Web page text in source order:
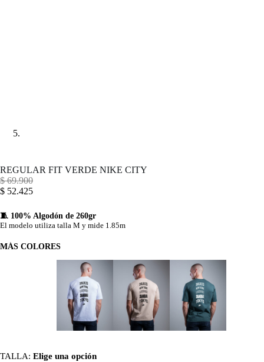
REGULAR FIT VERDE NIKE CITY
$69.900
$ 52.425
🧵 100% Algodón de 260gr
El modelo utiliza talla M y mide 1.85m
MÁS COLORES
TALLA: Elige una opción